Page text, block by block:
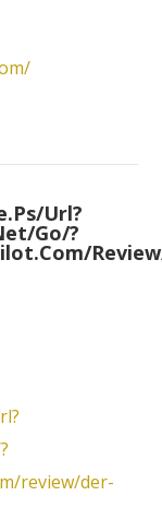
url?
go/?
review/der-